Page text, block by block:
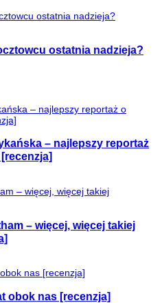
ostatnia nadzieja?
– najlepszy reportaż
– więcej, więcej takiej
obok nas [recenzja]